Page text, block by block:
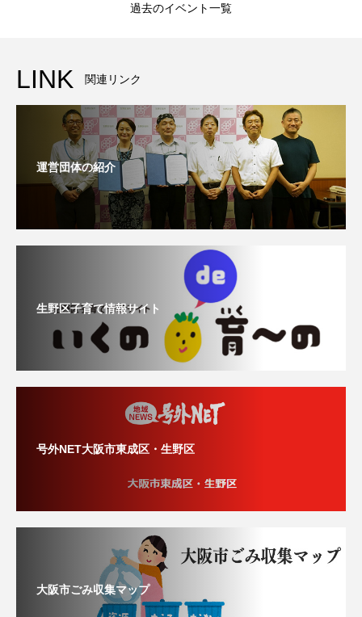
過去のイベント一覧
LINK 関連リンク
運営団体の紹介
生野区子育て情報サイト
号外NET大阪市東成区・生野区
大阪市ごみ収集マップ